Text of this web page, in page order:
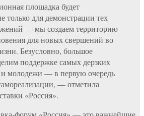
площадка будет
только для демонстрации тех
— мы создаем территорию
для новых свершений во
Безусловно, большое
поддержке самых дерзких
и молодежи — в первую очередь
— отметила
«Россия».